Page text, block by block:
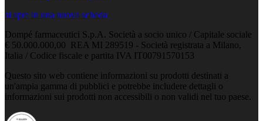
si apre in una nuova scheda
Dompé farmaceutici S.p.A. Società a socio unico / Capitale sociale
€ 50.000.000,00 REA MI 289519 - Società registrata a Milano,
Italia / Codice fiscale e partita IVA IT00791570153
Questo sito web contiene informazioni su prodotti destinati a
un'ampia gamma di pubblici e potrebbe includere dettagli o
informazioni sui prodotti non accessibili o non validi nel tuo paese.